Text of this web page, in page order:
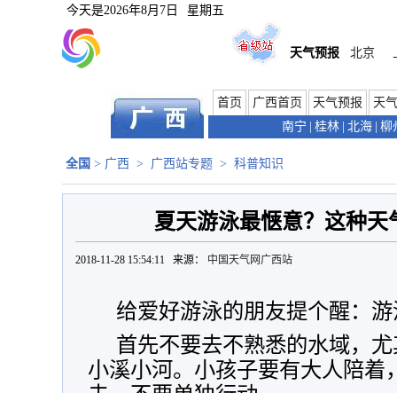
今天是2026年8月7日 星期五
天气预报 北京
首页 广西首页 天气预报
天
南宁
桂林 北海 柳
全国 > 广西 > 广西站专题 > 科普知识
夏天游泳最惬意？这种天
2018-11-28 15:54:11 来源： 中国天气网广西站
给爱好游泳的朋友提个醒：
首先不要去不熟悉的水域，
小溪小河。小孩子要有大人陪着